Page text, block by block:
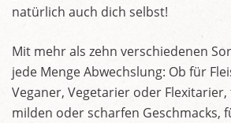
natürlich auch dich selbst!
Mit mehr als zehn verschiedenen
jede Menge Abwechslung: Ob für
Veganer, Vegetarier oder Flexitarier,
milden oder scharfen Geschmacks,